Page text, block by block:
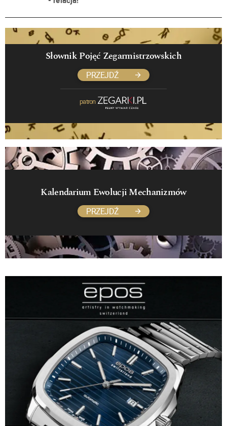
Słownik Pojęć Zegarmistrzowskich
PRZEJDŹ
patron
Kalendarium Ewolucji Mechanizmów
PRZEJDŹ